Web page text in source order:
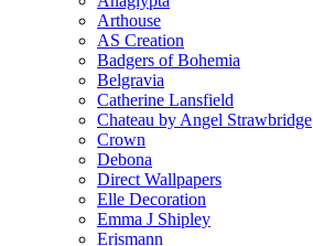
Arthouse
AS Creation
Badgers of Bohemia
Belgravia
Catherine Lansfield
Chateau by Angel Strawbridge
Crown
Debona
Direct Wallpapers
Elle Decoration
Emma J Shipley
Erismann